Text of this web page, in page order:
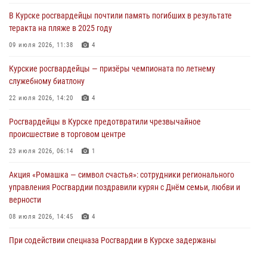
03 августа 2026, 09:46
За прошедшую неделю росгвардейцы Курской области проверили
30 июля 2026, 07:00
Курские росгвардейцы приняли участие в благодарственном
28 июля 2026, 13:17
В Курске росгвардейцы почтили память погибших в результате
теракта на пляже в 2025 году
09 июля 2026, 11:38 4
Курские росгвардейцы — призёры чемпионата по летнему
служебному биатлону
22 июля 2026, 14:20 4
Росгвардейцы в Курске предотвратили чрезвычайное
происшествие в торговом центре
23 июля 2026, 06:14 1
Акция «Ромашка — символ счастья»: сотрудники регионального
управления Росгвардии поздравили курян с Днём семьи, любви и
верности
08 июля 2026, 14:45 4
При содействии спецназа Росгвардии в Курске задержаны